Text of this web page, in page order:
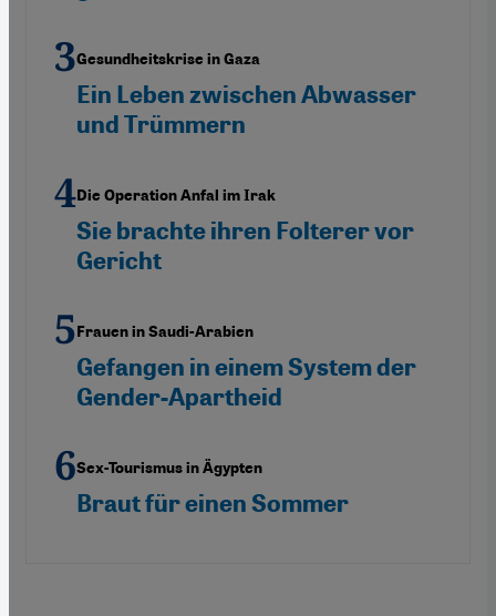
Gesundheitskrise in Gaza
Ein Leben zwischen Abwasser
und Trümmern
Die Operation Anfal im Irak
Sie brachte ihren Folterer vor
Gericht
Frauen in Saudi-Arabien
Gefangen in einem System der
Gender-Apartheid
Sex-Tourismus in Ägypten
Braut für einen Sommer